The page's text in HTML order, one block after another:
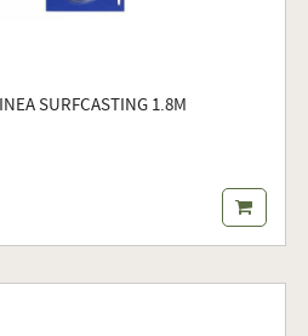
SURFCASTING 1.8M